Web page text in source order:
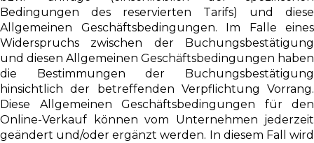
Bedingungen des reservierten Tarifs) und diese
Allgemeinen Geschäftsbedingungen. Im Falle eines
Widerspruchs zwischen der Buchungsbestätigung
und diesen Allgemeinen Geschäftsbedingungen haben
die Bestimmungen der Buchungsbestätigung
hinsichtlich der betreffenden Verpflichtung Vorrang.
Diese Allgemeinen Geschäftsbedingungen für den
Online-Verkauf können vom Unternehmen jederzeit
geändert und/oder ergänzt werden. In diesem Fall wird